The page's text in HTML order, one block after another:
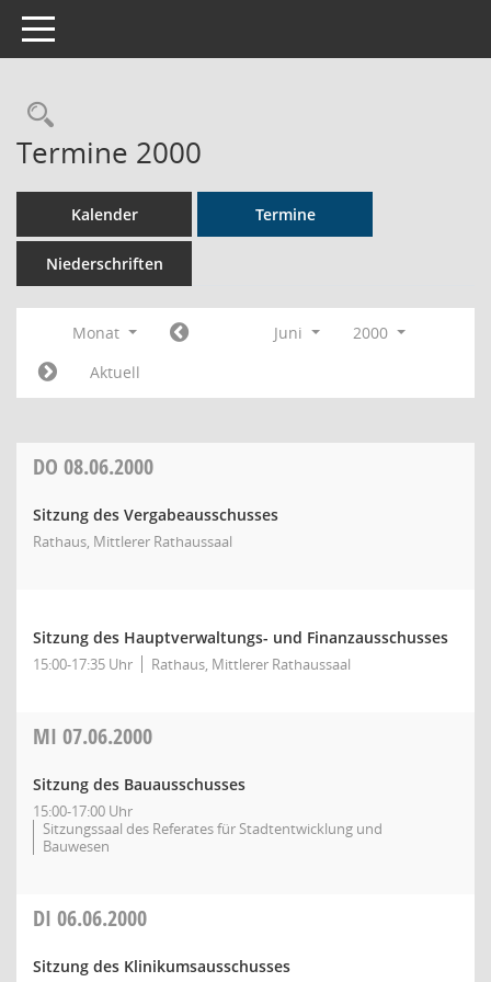
Toggle navigation
Rechercheauswahl
Termine 2000
Kalender Termine
Niederschriften
Monat Juni
2000
Aktuell
DO 08.06.2000
Sitzung des Vergabeausschusses
Rathaus, Mittlerer Rathaussaal
Sitzung des Hauptverwaltungs- und Finanzausschusses
15:00-17:35 Uhr Rathaus, Mittlerer Rathaussaal
MI 07.06.2000
Sitzung des Bauausschusses
15:00-17:00 Uhr
Sitzungssaal des Referates für Stadtentwicklung und
Bauwesen
DI 06.06.2000
Sitzung des Klinikumsausschusses